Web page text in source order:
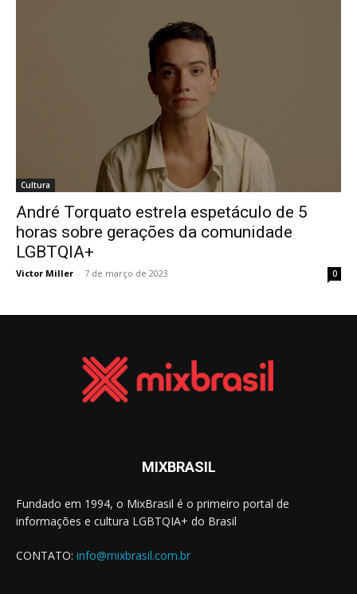
Cultura
André Torquato estrela espetáculo de 5
horas sobre gerações da comunidade
LGBTQIA+
Victor Miller - 7 de março de 2023 0
MIXBRASIL
Fundado em 1994, o MixBrasil é o primeiro portal de
informações e cultura LGBTQIA+ do Brasil
CONTATO: info@mixbrasil.com.br